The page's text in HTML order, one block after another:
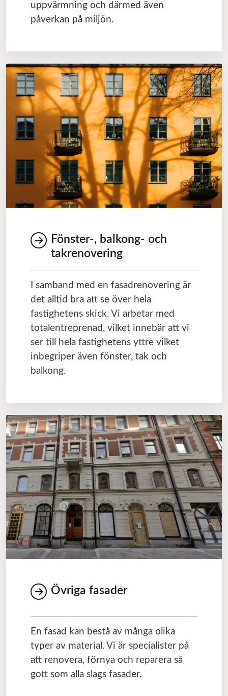
uppvärmning och därmed även
påverkan på miljön.
Fönster-, balkong- och
takrenovering
I samband med en fasadrenovering är
det alltid bra att se över hela
fastighetens skick. Vi arbetar med
totalentreprenad, vilket innebär att vi
ser till hela fastighetens yttre vilket
inbegriper även fönster, tak och
balkong.
Övriga fasader
En fasad kan bestå av många olika
typer av material. Vi är specialister på
att renovera, förnya och reparera så
gott som alla slags fasader.